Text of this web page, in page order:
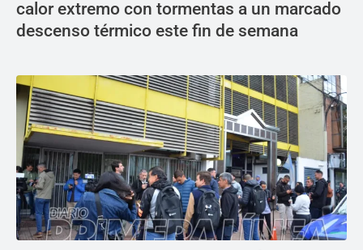
calor extremo con tormentas a un marcado
descenso térmico este fin de semana